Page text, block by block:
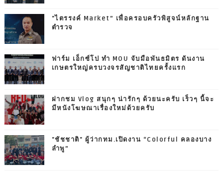
"ไตรรงค์ Market” เพื่อครอบครัวพิสูจน์หลักฐาน
ตำรวจ
ฟาร์ม เอ็กซ์โป ทำ MOU จับมือพันธมิตร ดันงาน
เกษตรใหญ่ครบวงจรสัญชาติไทยครั้งแรก
ฝากชม Vlog สนุกๆ น่ารักๆ ด้วยนะครับ เร็วๆ นี้จะ
มีหนังโฆษณาเรื่องใหม่ด้วยครับ
"ชัชชาติ" ผู้ว่ากทม.เปิดงาน “Colorful คลองบาง
ลำพู”